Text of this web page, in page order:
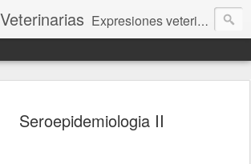
Expresiones veterinarias es una publicación en linea de la biblioteca de la Facultad de Veterinaria y Zootecnia de la UNAM
Seroepidemiologia II